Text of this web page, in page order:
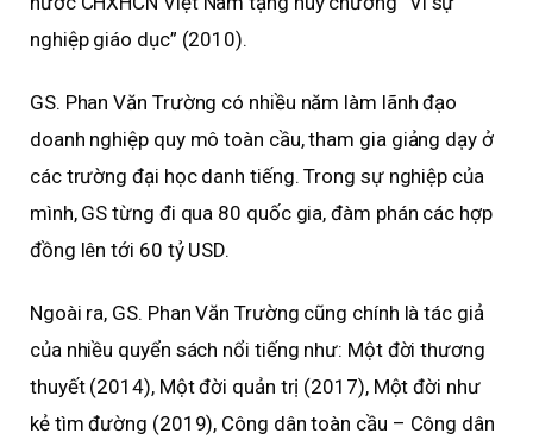
nghiệp giáo dục” (2010).
GS. Phan Văn Trường có nhiều năm làm lãnh đạo
doanh nghiệp quy mô toàn cầu, tham gia giảng dạy ở
các trường đại học danh tiếng. Trong sự nghiệp của
mình, GS từng đi qua 80 quốc gia, đàm phán các hợp
đồng lên tới 60 tỷ USD.
Ngoài ra, GS. Phan Văn Trường cũng chính là tác giả
của nhiều quyển sách nổi tiếng như: Một đời thương
thuyết (2014), Một đời quản trị (2017), Một đời như
kẻ tìm đường (2019), Công dân toàn cầu – Công dân